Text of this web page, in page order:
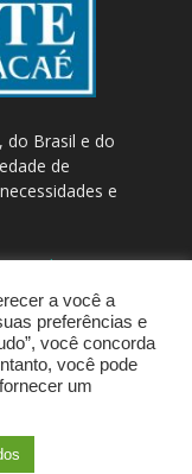
do Brasil e do
de
e
/
a você a
preferências e
você concorda
você pode
um